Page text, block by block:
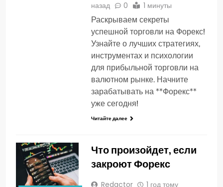
назад
0 1 минуты
Раскрываем секреты
успешной торговли на Форекс!
Узнайте о лучших стратегиях,
инструментах и психологии
для прибыльной торговли на
валютном рынке. Начните
зарабатывать на **Форекс**
уже сегодня!
Читайте далее
Что произойдет, если
закроют Форекс
Redactor
1 год тому